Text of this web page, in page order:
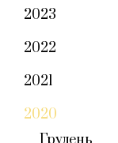
2023
2022
2021
2020